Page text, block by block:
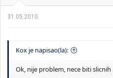
31.05.2010.
Kox je napisao(la):
Ok, nije problem, nece biti